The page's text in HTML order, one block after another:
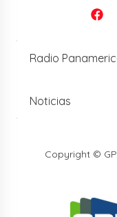
Radio
Noticias
Copyright ©